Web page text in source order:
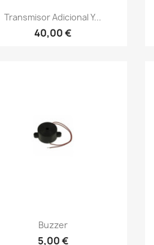
Γρήγορη προβολή
Transmisor Adicional Y...
40,00 €
Γρήγορη προβολή
Buzzer
5,00 €